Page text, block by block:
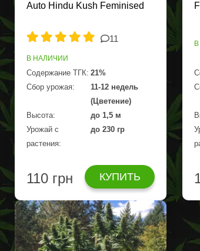
Auto Hindu Kush Feminised
11
В НАЛИЧИИ
Содержание ТГК: 21%
Сбор урожая:
11-12 недель
(Цветение)
Высота:
до 1,5 м
Урожай с
растения:
до 230 гр
110 грн КУПИТЬ